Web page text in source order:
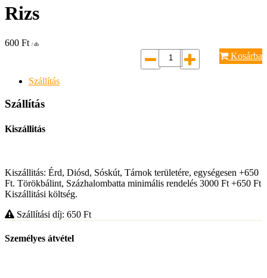
Rizs
600 Ft / db
Kosárba
Szállítás
Szállítás
Kiszállitás
Kiszállitás: Érd, Diósd, Sóskút, Tárnok területére, egységesen +650
Ft. Törökbálint, Százhalombatta minimális rendelés 3000 Ft +650 Ft
Kiszállitási költség.
Szállítási díj: 650 Ft
Személyes átvétel